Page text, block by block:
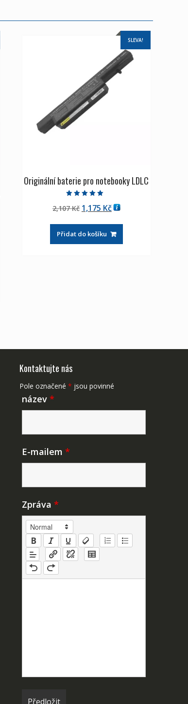
SLEVA!
Originální baterie pro notebooky LDLC
5.00
z 5
2,107Kč Původní
byla:
2,107 Kč
1,175 KčAktuální
je:
1,175 Kč
Přidat do košíku
Kontaktujte nás
Pole označené * jsou povinné
název *
E-mailem *
Zpráva *